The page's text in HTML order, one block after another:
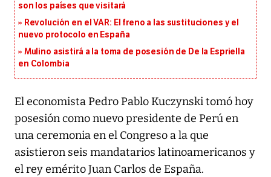
son los países que visitará
Revolución en el VAR: El freno a las sustituciones y el
nuevo protocolo en España
Mulino asistirá a la toma de posesión de De la Espriella
en Colombia
El economista Pedro Pablo Kuczynski tomó hoy
posesión como nuevo presidente de Perú en
una ceremonia en el Congreso a la que
asistieron seis mandatarios latinoamericanos y
el rey emérito Juan Carlos de España.